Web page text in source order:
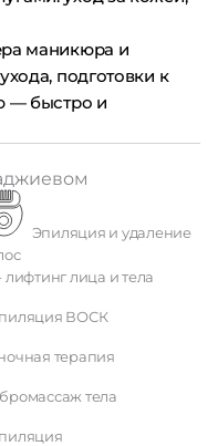
маникюра и
подготовки к
— быстро и
лифтинг лица и тела
ВОСК
терапия
тела